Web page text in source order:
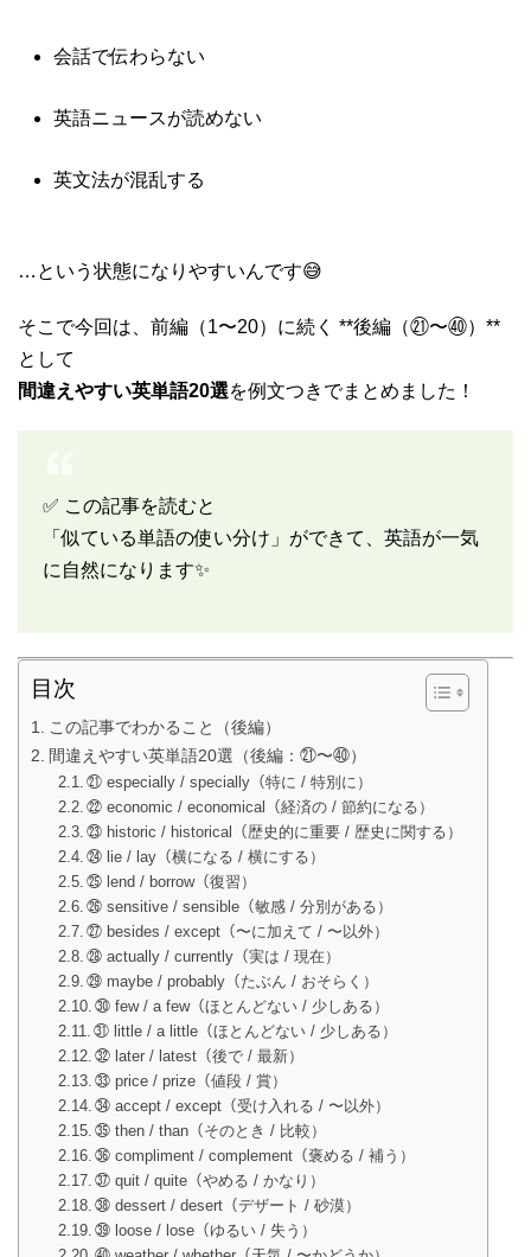
会話で伝わらない
英語ニュースが読めない
英文法が混乱する
…という状態になりやすいんです😅
そこで今回は、前編（1〜20）に続く **後編（㉑〜㊵）**
として
間違えやすい英単語20選を例文つきでまとめました！
✅ この記事を読むと
「似ている単語の使い分け」ができて、英語が一気
に自然になります✨
目次
この記事でわかること（後編）
間違えやすい英単語20選（後編：㉑〜㊵）
㉑ especially / specially（特に / 特別に）
㉒ economic / economical（経済の / 節約になる）
㉓ historic / historical（歴史的に重要 / 歴史に関する）
㉔ lie / lay（横になる / 横にする）
㉕ lend / borrow（復習）
㉖ sensitive / sensible（敏感 / 分別がある）
㉗ besides / except（〜に加えて / 〜以外）
㉘ actually / currently（実は / 現在）
㉙ maybe / probably（たぶん / おそらく）
㉚ few / a few（ほとんどない / 少しある）
㉛ little / a little（ほとんどない / 少しある）
㉜ later / latest（後で / 最新）
㉝ price / prize（値段 / 賞）
㉞ accept / except（受け入れる / 〜以外）
㉟ then / than（そのとき / 比較）
㊱ compliment / complement（褒める / 補う）
㊲ quit / quite（やめる / かなり）
㊳ dessert / desert（デザート / 砂漠）
㊴ loose / lose（ゆるい / 失う）